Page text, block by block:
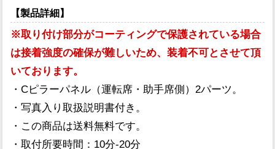
【製品詳細】
※取り付け部分がコーティングで保護されている場合
は接着強度の確保が難しいため、装着不可とさせて頂
いております。
・Cピラーパネル（運転席・助手席側）2パーツ。
・写真入り取扱説明書付き。
・この商品は送料無料です。
・取付所要時間：10分-20分